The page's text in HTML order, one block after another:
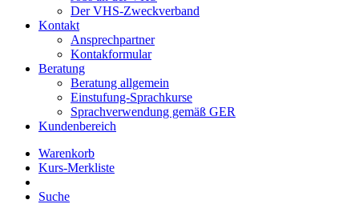
Der VHS-Zweckverband
Kontakt
Ansprechpartner
Kontakformular
Beratung
Beratung allgemein
Einstufung-Sprachkurse
Sprachverwendung gemäß GER
Kundenbereich
Warenkorb
Kurs-Merkliste
Suche